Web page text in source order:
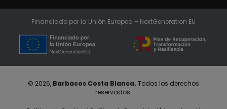
Financiado por la Unión Europea – NextGeneration EU
© 2026, Barbacos Costa Blanca. Todos los derechos
reservados.